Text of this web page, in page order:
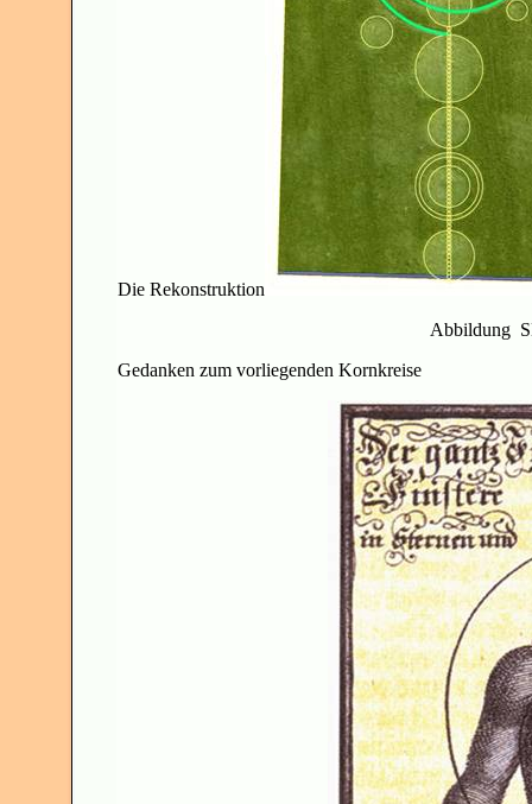
Die Rekonstruktion
Abbildung
Gedanken zum vorliegenden Kornkreise